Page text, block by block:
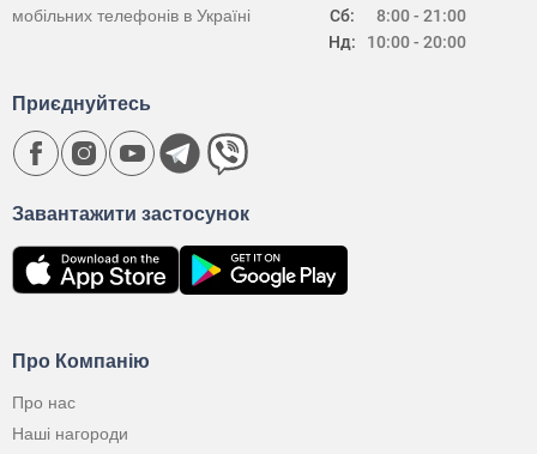
Сб:
Нд:
8:00 - 21:00
10:00 - 20:00
мобільних телефонів в Україні
Про Компанію
Про нас
Наші нагороди
Завантажити застосунок
Приєднуйтесь